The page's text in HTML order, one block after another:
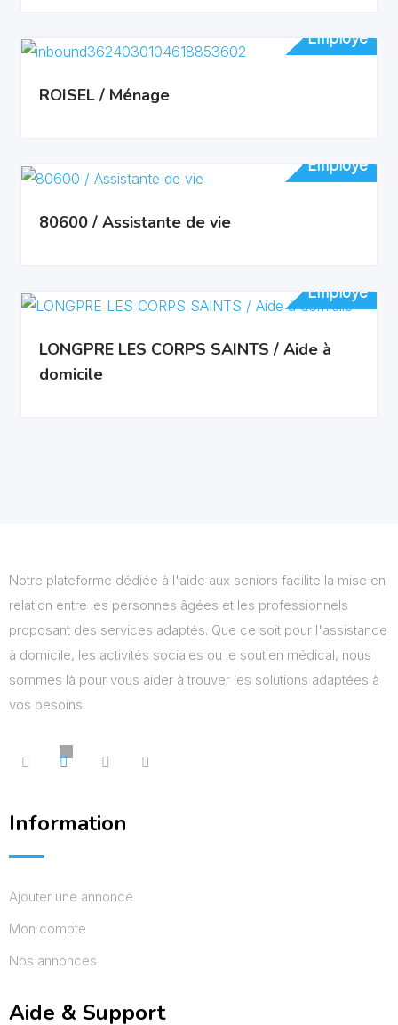
Employé
Employé
ROISEL / Ménage
Employé
Employé
80600 / Assistante de vie
Employé
Employé
LONGPRE LES CORPS SAINTS / Aide à
domicile
Notre plateforme dédiée à l'aide aux seniors facilite la mise en
relation entre les personnes âgées et les professionnels
proposant des services adaptés. Que ce soit pour l'assistance
à domicile, les activités sociales ou le soutien médical, nous
sommes là pour vous aider à trouver les solutions adaptées à
vos besoins.
Information
Ajouter une annonce
Mon compte
Nos annonces
Aide & Support